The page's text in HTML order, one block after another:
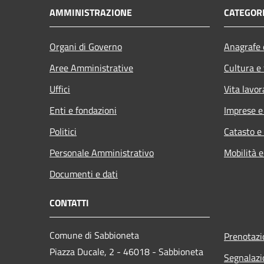
AMMINISTRAZIONE
Organi di Governo
Aree Amministrative
Uffici
Enti e fondazioni
Politici
Personale Amministrativo
Documenti e dati
Cultura
Vita
Imprese
Catasto
Mobilità
CONTATTI
Comune di Sabbioneta
Piazza Ducale, 2 - 46018 - Sabbioneta